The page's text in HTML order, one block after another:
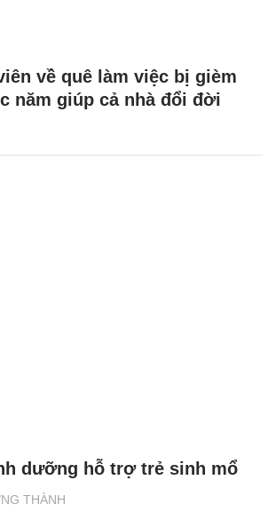
về quê làm việc bị gièm
năm giúp cả nhà đổi đời
THÀNH
dưỡng hỗ trợ trẻ sinh mổ